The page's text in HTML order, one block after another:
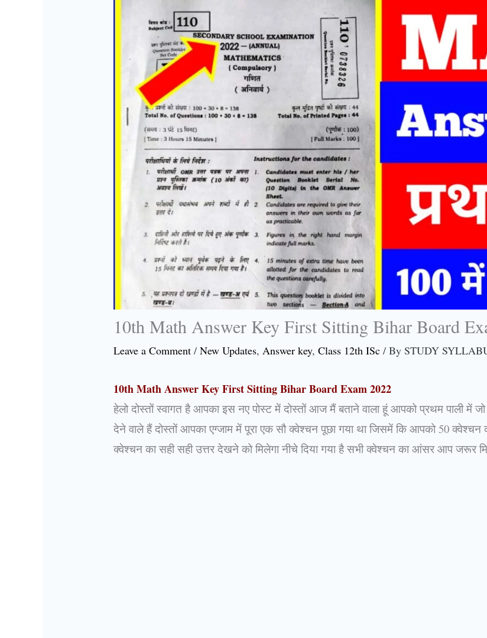
10th Math Answer Key First Sitting Bihar Board
Leave a Comment /New Updates,Answer key,Class 12th ISc / BySTUDY
10th Math Answer Key First Sitting Bihar Board Exam 2022
हेलो दोस्तों स्वागत है आपका इस नए पोस्ट में दोस्तों आज मैं बताने वाला हूं आपको प्रथम पाली में
देने वाले हैं दोस्तों आपका एग्जाम में पूरा एक सौ क्वेश्चन पूछा गया था जिसमें कि आपको 50 क्वेश्चन
क्वेश्चन का सही सही उत्तर देखने को मिलेगा नीचे दिया गया है सभी क्वेश्चन का आंसर आप जरूर